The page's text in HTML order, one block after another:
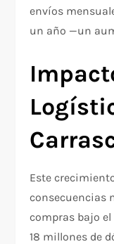
envíos
un año —un
Este
consecuencias
compras bajo
18 millones de